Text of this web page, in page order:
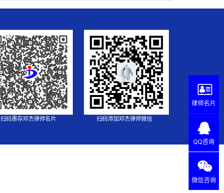
扫码惠存邓杰律师名片 扫码添加邓杰律师微信
律师名片
QQ咨询
微信咨询